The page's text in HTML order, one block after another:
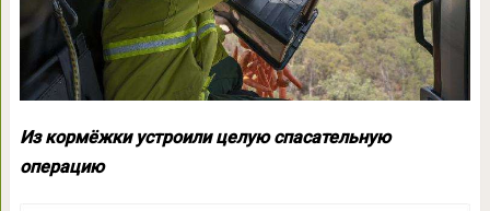
Из кормёжки устроили целую спасательную
операцию